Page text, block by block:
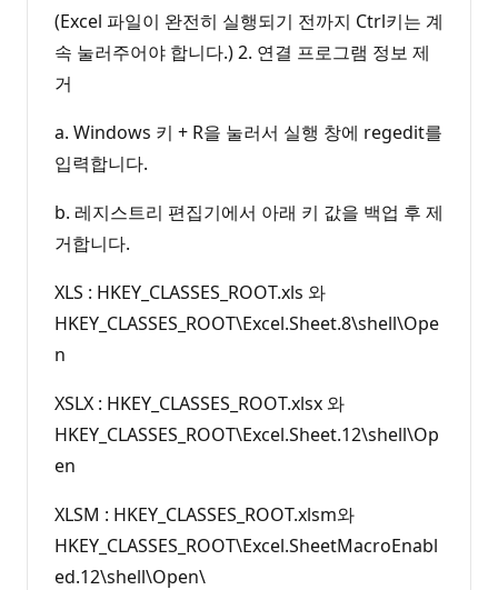
(Excel 파일이 완전히 실행되기 전까지 Ctrl키는 계
속 눌러주어야 합니다.) 2. 연결 프로그램 정보 제
거
a. Windows 키 + R을 눌러서 실행 창에 regedit를
입력합니다.
b. 레지스트리 편집기에서 아래 키 값을 백업 후 제
거합니다.
XLS : HKEY_CLASSES_ROOT.xls 와
HKEY_CLASSES_ROOT\Excel.Sheet.8\shell\Ope
n
XSLX : HKEY_CLASSES_ROOT.xlsx 와
HKEY_CLASSES_ROOT\Excel.Sheet.12\shell\Op
en
XLSM : HKEY_CLASSES_ROOT.xlsm와
HKEY_CLASSES_ROOT\Excel.SheetMacroEnabl
ed.12\shell\Open\